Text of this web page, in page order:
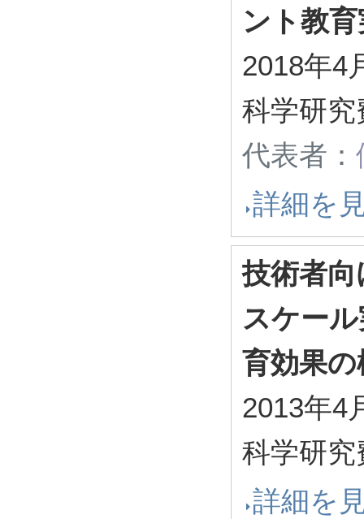
ント教
2018年4
科学研
代表者：
詳細を
技術者
スケー
育効果の
2013年4
科学研
詳細を